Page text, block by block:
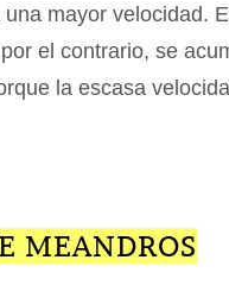
mayor velocidad.
el contrario, se
la escasa
MEANDROS